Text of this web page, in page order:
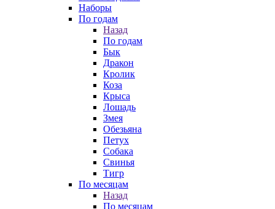
Наборы
По годам
Назад
По годам
Бык
Дракон
Кролик
Коза
Крыса
Лошадь
Змея
Обезьяна
Петух
Собака
Свинья
Тигр
По месяцам
Назад
По месяцам